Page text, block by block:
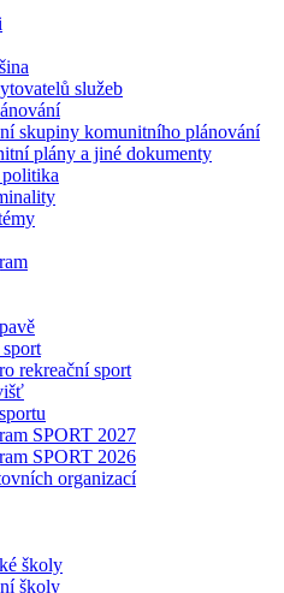
služeb
skupiny komunitního plánování
plány a jiné dokumenty
rekreační sport
SPORT 2027
SPORT 2026
organizací
školy
školy